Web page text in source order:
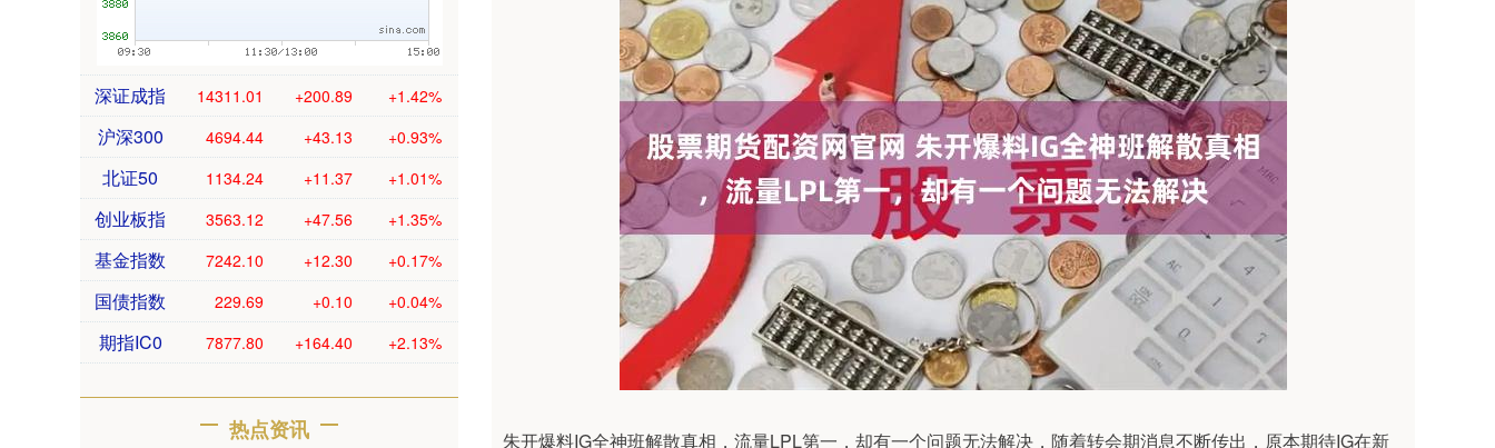
朱开爆料IG全神班解散真相，流量LPL第一，却有一个问题无法解决，随着转会期消息不断传出，原本期待IG在新
深证成指 14311.01 +200.89 +1.42%
沪深300 4694.44 +43.13 +0.93%
北证50 1134.24 +11.37 +1.01%
创业板指 3563.12 +47.56 +1.35%
基金指数 7242.10 +12.30 +0.17%
国债指数 229.69 +0.10 +0.04%
期指IC0 7877.80 +164.40 +2.13%
热点资讯